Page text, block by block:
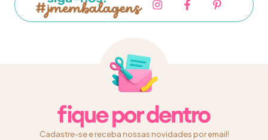
Cadastre-se e receba nossas novidades por email!